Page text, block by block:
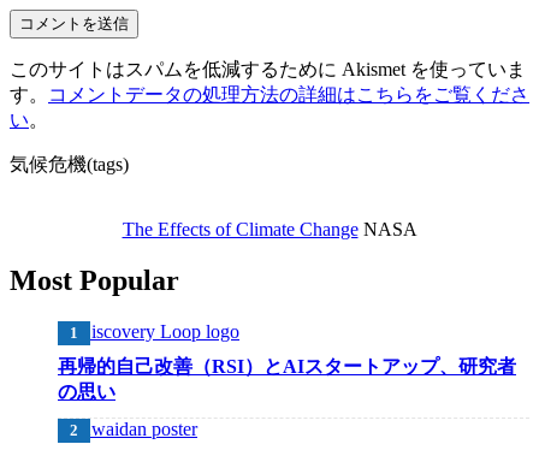
このサイトはスパムを低減するために Akismet を使っていま
す。
コメントデータの処理方法の詳細はこちらをご覧くださ
い。
気候危機(tags)
The Effects of Climate ChangeNASA
Most Popular
再帰的自己改善（RSI）とAIスタートアップ、研究者
の思い